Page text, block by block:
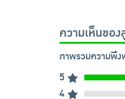
ความเห็นขอ
ภาพรวมความพึง
5
4